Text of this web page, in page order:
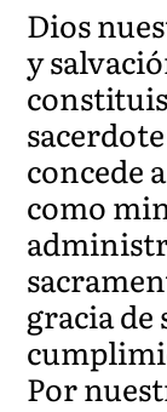
Dios
y
concede
como
gracia de
Por